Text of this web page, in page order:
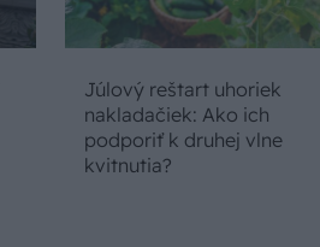
Júlový reštart uhoriek
nakladačiek: Ako ich
podporiť k druhej vlne
kvitnutia?